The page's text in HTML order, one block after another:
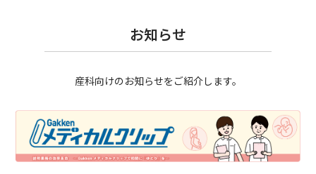
お知らせ
産科向けのお知らせをご紹介します。